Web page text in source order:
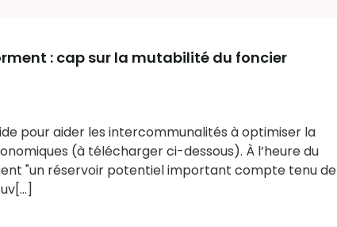
: cap sur la mutabilité du foncier
pour aider les intercommunalités à optimiser la
(à télécharger ci-dessous). À l’heure du
"un réservoir potentiel important compte tenu de